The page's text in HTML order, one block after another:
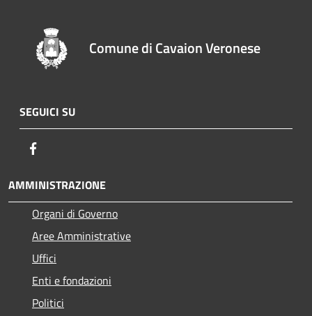
Comune di Cavaion Veronese
SEGUICI SU
AMMINISTRAZIONE
Organi di Governo
Aree Amministrative
Uffici
Enti e fondazioni
Politici